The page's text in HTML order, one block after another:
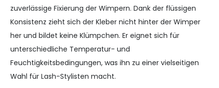
zuverlässige Fixierung der Wimpern. Dank der flüssigen
Konsistenz zieht sich der Kleber nicht hinter der Wimper
her und bildet keine Klümpchen. Er eignet sich für
unterschiedliche Temperatur- und
Feuchtigkeitsbedingungen, was ihn zu einer vielseitigen
Wahl für Lash-Stylisten macht.